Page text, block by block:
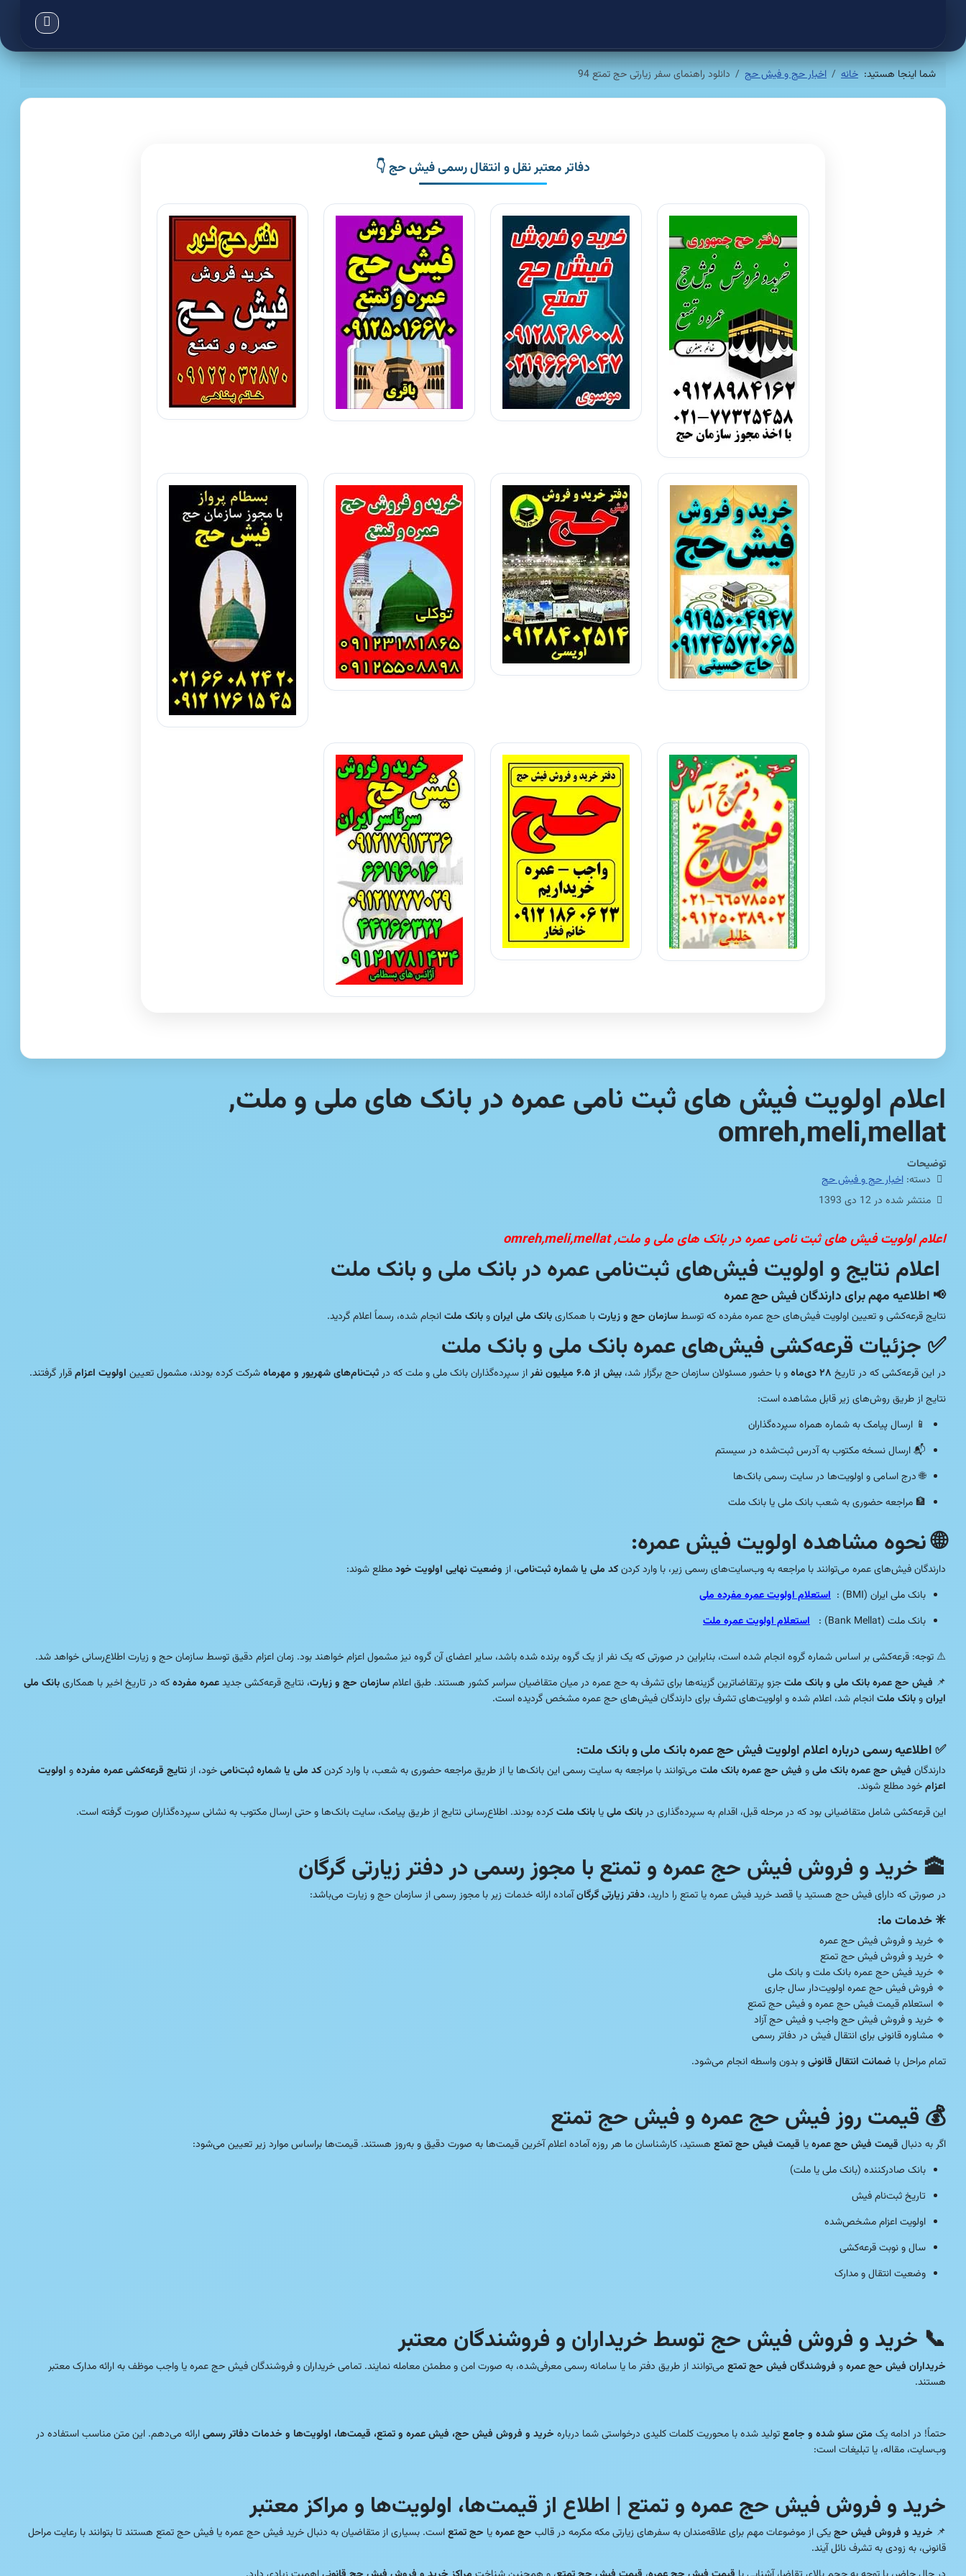
شما اینجا هستید: خانه اخبار حج و فیش حج دانلود راهنمای سفر زیارتی حج تمتع 94
دفاتر معتبر نقل و انتقال رسمی فیش حج 👇
اعلام اولویت فیش های ثبت نامی عمره در بانک های ملی و ملت,
omreh,meli,mellat
توضیحات
دسته:اخبار حج و فیش حج
منتشر شده در 12 دی 1393
اعلام اولویت فیش های ثبت نامی عمره در بانک های ملی و ملت, omreh,meli,mellat
اعلام نتایج و اولویت فیش‌های ثبت‌نامی عمره در بانک ملی و بانک ملت
📢 اطلاعیه مهم برای دارندگان فیش حج عمره
نتایج قرعه‌کشی و تعیین اولویت فیش‌های حج عمره مفرده که توسطسازمان حج و زیارتبا همکاریبانک ملی ایرانوبانک ملتانجام شده، رسماً اعلام گردید.
✅ جزئیات قرعه‌کشی فیش‌های عمره بانک ملی و بانک ملت
در این قرعه‌کشی که در تاریخ ۲۸ دی‌ماه و با حضور مسئولان سازمان حج برگزار شد، بیش از ۶.۵ میلیون نفر از سپرده‌گذاران بانک ملی و ملت که درثبت‌نام‌های شهریور و مهرماهشرکت کرده بودند، مشمول تعیین اولویت اعزامقرار گرفتند.
نتایج از طریق روش‌های زیر قابل مشاهده است:
📱 ارسال پیامک به شماره همراه سپرده‌گذاران
📬 ارسال نسخه مکتوب به آدرس ثبت‌شده در سیستم
🌐 درج اسامی و اولویت‌ها در سایت رسمی بانک‌ها
🏦 مراجعه حضوری به شعب بانک ملی یا بانک ملت
🌐 نحوه مشاهده اولویت فیش عمره:
دارندگان فیش‌های عمره می‌توانند با مراجعه به وب‌سایت‌های رسمی زیر، با وارد کردنکد ملی یا شماره ثبت‌نامی، از وضعیت نهایی اولویت خودمطلع شوند:
بانک ملی ایران (BMI) :
استعلام اولویت عمره مفرده ملی
بانک ملت (Bank Mellat) :
استعلام اولویت عمره ملت
⚠️ توجه: قرعه‌کشی بر اساس شماره گروه انجام شده است، بنابراین در صورتی که یک نفر از یک گروه برنده شده باشد، سایر اعضای آن گروه نیز مشمول اعزام خواهند بود. زمان اعزام دقیق توسط سازمان حج و زیارت اطلاع‌رسانی خواهد شد.
📌 فیش حج عمره بانک ملی و بانک ملتجزو پرتقاضاترین گزینه‌ها برای تشرف به حج عمره در میان متقاضیان سراسر کشور هستند. طبق اعلامسازمان حج و زیارت، نتایج قرعه‌کشی جدیدعمره مفردهکه در تاریخ اخیر با همکاریبانک ملی
ایرانوبانک ملتانجام شد، اعلام شده و اولویت‌های تشرف برای دارندگان فیش‌های حج عمره مشخص گردیده است.
✅ اطلاعیه رسمی درباره اعلام اولویت فیش حج عمره بانک ملی و بانک ملت:
دارندگان فیش حج عمره بانک ملیو فیش حج عمره بانک ملت می‌توانند با مراجعه به سایت رسمی این بانک‌ها یا از طریق مراجعه حضوری به شعب، با وارد کردنکد ملی یا شماره ثبت‌نامیخود، ازنتایج قرعه‌کشی عمره مفردهو اولویت
اعزامخود مطلع شوند.
این قرعه‌کشی شامل متقاضیانی بود که در مرحله قبل، اقدام به سپرده‌گذاری دربانک ملییا بانک ملتکرده بودند. اطلاع‌رسانی نتایج از طریق پیامک، سایت بانک‌ها و حتی ارسال مکتوب به نشانی سپرده‌گذاران صورت گرفته است.
🕋 خرید و فروش فیش حج عمره و تمتع با مجوز رسمی در دفتر زیارتی گرگان
در صورتی که دارای فیش حج هستید یا قصد خرید فیش عمره یا تمتع را دارید، دفتر زیارتی گرگانآماده ارائه خدمات زیر با مجوز رسمی از سازمان حج و زیارت می‌باشد:
✳️ خدمات ما:
🔹 خرید و فروش فیش حج عمره
🔹 خرید و فروش فیش حج تمتع
🔹 خرید فیش حج عمره بانک ملت و بانک ملی
🔹 فروش فیش حج عمره اولویت‌دار سال جاری
🔹 استعلام قیمت فیش حج عمره و فیش حج تمتع
🔹 خرید و فروش فیش حج واجب و فیش حج آزاد
🔹 مشاوره قانونی برای انتقال فیش در دفاتر رسمی
تمام مراحل با ضمانت انتقال قانونیو بدون واسطه انجام می‌شود.
💰 قیمت روز فیش حج عمره و فیش حج تمتع
اگر به دنبال قیمت فیش حج عمرهیا قیمت فیش حج تمتع هستید، کارشناسان ما هر روزه آماده اعلام آخرین قیمت‌ها به صورت دقیق و به‌روز هستند. قیمت‌ها براساس موارد زیر تعیین می‌شود:
بانک صادرکننده (بانک ملی یا ملت)
تاریخ ثبت‌نام فیش
اولویت اعزام مشخص‌شده
سال و نوبت قرعه‌کشی
وضعیت انتقال و مدارک
📞 خرید و فروش فیش حج توسط خریداران و فروشندگان معتبر
خریداران فیش حج عمرهو فروشندگان فیش حج تمتع می‌توانند از طریق دفتر ما یا سامانه رسمی معرفی‌شده، به صورت امن و مطمئن معامله نمایند. تمامی خریداران و فروشندگان فیش حج عمره یا واجب موظف به ارائه مدارک معتبر
هستند.
حتماً! در ادامه یک متن سئو شده و جامعتولید شده با محوریت کلمات کلیدی درخواستی شما درباره خرید و فروش فیش حج، فیش عمره و تمتع، قیمت‌ها، اولویت‌ها و خدمات دفاتر رسمیارائه می‌دهم. این متن مناسب استفاده در
وب‌سایت، مقاله، یا تبلیغات است:
خرید و فروش فیش حج عمره و تمتع | اطلاع از قیمت‌ها، اولویت‌ها و مراکز معتبر
📌 خرید و فروش فیش حجیکی از موضوعات مهم برای علاقه‌مندان به سفرهای زیارتی مکه مکرمه در قالب حج عمرهیا حج تمتعاست. بسیاری از متقاضیان به دنبال خرید فیش حج عمره یا فیش حج تمتع هستند تا بتوانند با رعایت مراحل
قانونی، به زودی به تشرف نائل آیند.